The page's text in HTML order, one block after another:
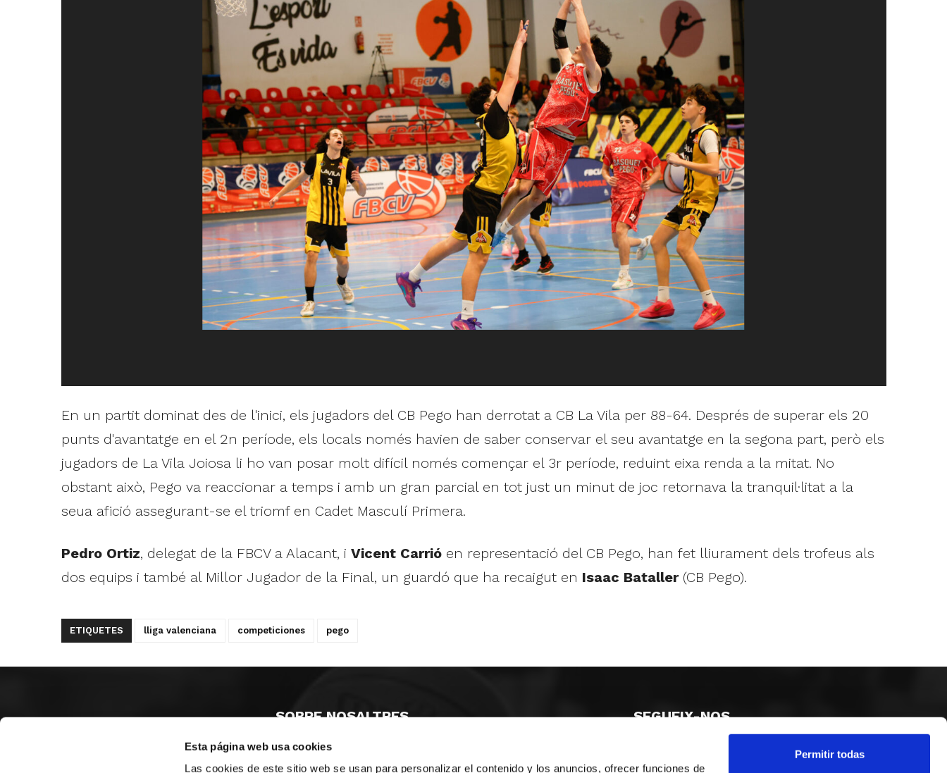
Esta página web usa cookies
Las cookies de este sitio web se usan para personalizar el contenido y los anuncios, ofrecer funciones de
Permitir todas
En un partit dominat des de l'inici, els jugadors del CB Pego han derrotat a CB La Vila per 88-64. Després de superar els 20
punts d'avantatge en el 2n període, els locals només havien de saber conservar el seu avantatge en la segona part, però els
jugadors de La Vila Joiosa li ho van posar molt difícil només començar el 3r període, reduint eixa renda a la mitat. No
obstant això, Pego va reaccionar a temps i amb un gran parcial en tot just un minut de joc retornava la tranquil·litat a la
seua afició assegurant-se el triomf en Cadet Masculí Primera.
Pedro Ortiz, delegat de la FBCV a Alacant, i Vicent Carrióen representació del CB Pego, han fet lliurament dels trofeus als
dos equips i també al Millor Jugador de la Final, un guardó que ha recaigut en Isaac Bataller(CB Pego).
ETIQUETES lliga valenciana competiciones pego
SOBRE NOSALTRES
CASTELLÓ
VALÈNCIA
MONESTIR DE POBLET 14 1ª 3º
SEGUEIX-NOS